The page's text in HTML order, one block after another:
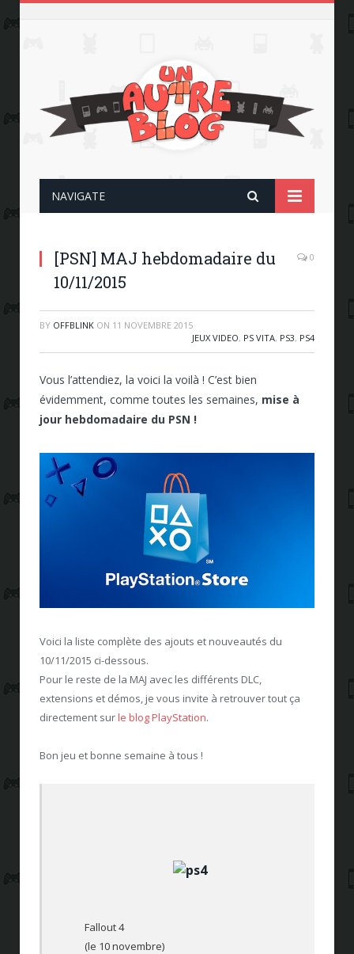
NAVIGATE
[PSN] MAJ hebdomadaire du
10/11/2015
0
BY OFFBLINK ON 11 NOVEMBRE 2015
JEUX VIDEO, PS VITA, PS3, PS4
Vous l’attendiez, la voici la voilà ! C’est bien
évidemment, comme toutes les semaines, mise à
jour hebdomadaire du PSN !
Voici la liste complète des ajouts et nouveautés du
10/11/2015 ci-dessous.
Pour le reste de la MAJ avec les différents DLC,
extensions et démos, je vous invite à retrouver tout ça
directement surle blog PlayStation.
Bon jeu et bonne semaine à tous !
Fallout 4
(le 10 novembre)